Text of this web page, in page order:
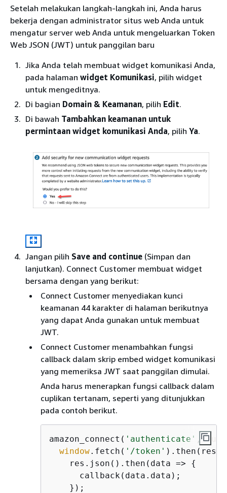
Setelah melakukan langkah-langkah ini, Anda harus
bekerja dengan administrator situs web Anda untuk
mengatur server web Anda untuk mengeluarkan Token
Web JSON (JWT) untuk panggilan baru
Jika Anda telah membuat widget komunikasi Anda,
pada halaman widget Komunikasi, pilih widget
untuk mengeditnya.
Di bagian Domain & Keamanan, pilih Edit.
Di bawah Tambahkan keamanan untuk
permintaan widget komunikasi Anda, pilih Ya.
Jangan pilih Save and continue (Simpan dan
lanjutkan). Connect Customer membuat widget
bersama dengan yang berikut:
Connect Customer menyediakan kunci
keamanan 44 karakter di halaman berikutnya
yang dapat Anda gunakan untuk membuat
JWT.
Connect Customer menambahkan fungsi
callback dalam skrip embed widget komunikasi
yang memeriksa JWT saat panggilan dimulai.
Anda harus menerapkan fungsi callback dalam
cuplikan tertanam, seperti yang ditunjukkan
pada contoh berikut.
amazon_connect( 'authenticate' ,
window.fetch( '/token' ).then( res
    res.json().then(
data =>
{
      callback(data.data);
    });